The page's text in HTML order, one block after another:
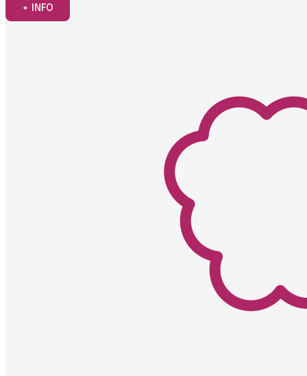
+ INFO